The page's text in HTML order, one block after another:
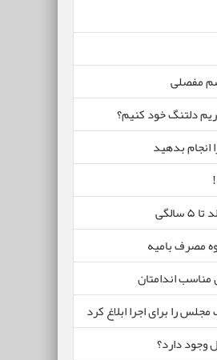
مفصلی
دلتنگ خود کنیم؟
مصرف بامیه
اندامتان
وجود دارد؟